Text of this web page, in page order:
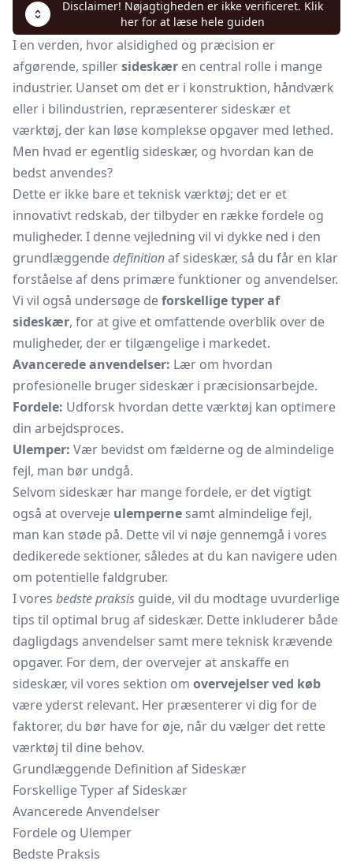
Disclaimer! Nøjagtigheden er ikke verificeret. Klik
her for at læse hele guiden
I en verden, hvor alsidighed og præcision er
afgørende, spillersideskær en central rolle i mange
industrier. Uanset om det er i konstruktion, håndværk
eller i bilindustrien, repræsenterer sideskær et
værktøj, der kan løse komplekse opgaver med lethed.
Men hvad er egentlig sideskær, og hvordan kan de
bedst anvendes?
Dette er ikke bare et teknisk værktøj; det er et
innovativt redskab, der tilbyder en række fordele og
muligheder. I denne vejledning vil vi dykke ned i den
grundlæggendedefinitionaf sideskær, så du får en klar
forståelse af dens primære funktioner og anvendelser.
Vi vil også undersøge deforskellige typer af
sideskær, for at give et omfattende overblik over de
muligheder, der er tilgængelige i markedet.
Avancerede anvendelser: Lær om hvordan
profesionelle bruger sideskær i præcisionsarbejde.
Fordele: Udforsk hvordan dette værktøj kan optimere
din arbejdsproces.
Ulemper: Vær bevidst om fælderne og de almindelige
fejl, man bør undgå.
Selvom sideskær har mange fordele, er det vigtigt
også at overveje ulemperne samt almindelige fejl,
man kan støde på. Dette vil vi nøje gennemgå i vores
dedikerede sektioner, således at du kan navigere uden
om potentielle faldgruber.
I vores bedste praksis guide, vil du modtage uvurderlige
tips til optimal brug af sideskær. Dette inkluderer både
dagligdags anvendelser samt mere teknisk krævende
opgaver. For dem, der overvejer at anskaffe en
sideskær, vil vores sektion om overvejelser ved køb
være yderst relevant. Her præsenterer vi dig for de
faktorer, du bør have for øje, når du vælger det rette
værktøj til dine behov.
Grundlæggende Definition af Sideskær
Forskellige Typer af Sideskær
Avancerede Anvendelser
Fordele og Ulemper
Bedste Praksis